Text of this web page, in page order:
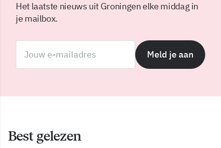
Het laatste nieuws uit Groningen elke middag in
je mailbox.
Meld je aan
Best gelezen